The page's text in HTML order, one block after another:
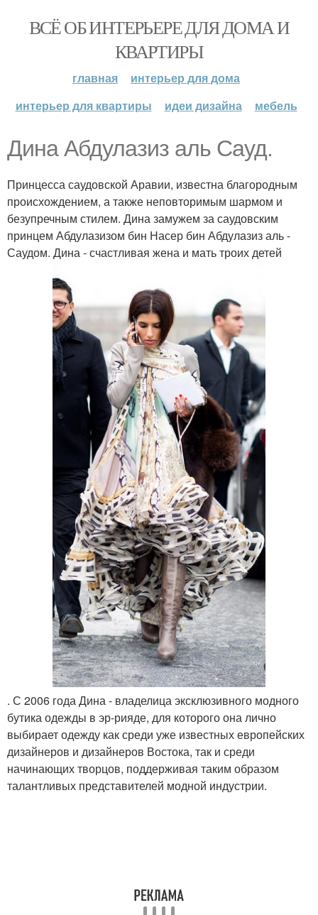
ВСЁ ОБ ИНТЕРЬЕРЕ ДЛЯ ДОМА И
КВАРТИРЫ
главная
интерьер для дома
интерьер для квартиры
идеи дизайна мебель
Дина Абдулазиз аль Сауд.
Принцесса саудовской Аравии, известна благородным
происхождением, а также неповторимым шармом и
безупречным стилем. Дина замужем за саудовским
принцем Абдулазизом бин Насер бин Абдулазиз аль -
Саудом. Дина - счастливая жена и мать троих детей
. С 2006 года Дина - владелица эксклюзивного модного
бутика одежды в эр-рияде, для которого она лично
выбирает одежду как среди уже известных европейских
дизайнеров и дизайнеров Востока, так и среди
начинающих творцов, поддерживая таким образом
талантливых представителей модной индустрии.